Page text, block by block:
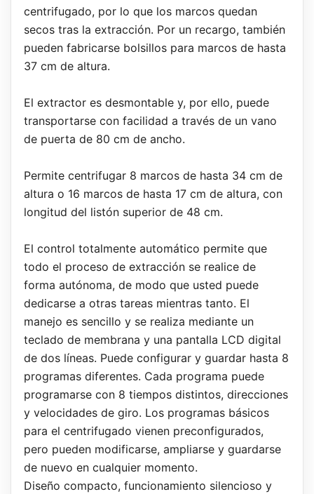
centrifugado, por lo que los marcos quedan
secos tras la extracción. Por un recargo, también
pueden fabricarse bolsillos para marcos de hasta
37 cm de altura.
El extractor es desmontable y, por ello, puede
transportarse con facilidad a través de un vano
de puerta de 80 cm de ancho.
Permite centrifugar 8 marcos de hasta 34 cm de
altura o 16 marcos de hasta 17 cm de altura, con
longitud del listón superior de 48 cm.
El control totalmente automático permite que
todo el proceso de extracción se realice de
forma autónoma, de modo que usted puede
dedicarse a otras tareas mientras tanto. El
manejo es sencillo y se realiza mediante un
teclado de membrana y una pantalla LCD digital
de dos líneas. Puede configurar y guardar hasta 8
programas diferentes. Cada programa puede
programarse con 8 tiempos distintos, direcciones
y velocidades de giro. Los programas básicos
para el centrifugado vienen preconfigurados,
pero pueden modificarse, ampliarse y guardarse
de nuevo en cualquier momento.
Diseño compacto, funcionamiento silencioso y